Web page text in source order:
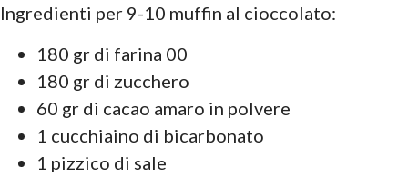
Ingredienti per 9-10 muffin al cioccolato:
180 gr di farina 00
180 gr di zucchero
60 gr di cacao amaro in polvere
1 cucchiaino di bicarbonato
1 pizzico di sale